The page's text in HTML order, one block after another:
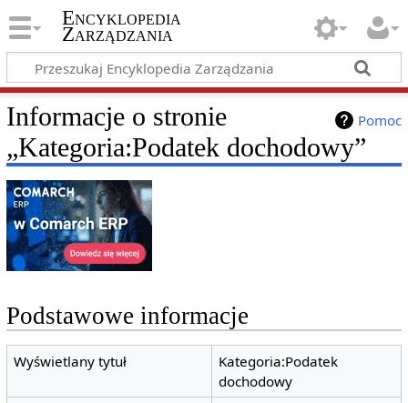
Encyklopedia
Zarządzania
Pomoc
Informacje o stronie
„Kategoria:Podatek dochodowy”
Podstawowe informacje
Wyświetlany tytuł
Kategoria:Podatek
dochodowy